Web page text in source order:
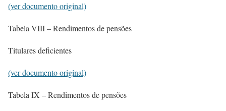
(ver documento original)
Tabela VIII – Rendimentos de pensões
Titulares deficientes
(ver documento original)
Tabela IX – Rendimentos de pensões